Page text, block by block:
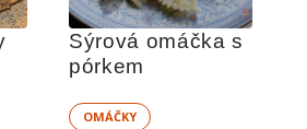
Sýrová omáčka s
pórkem
OMÁČKY